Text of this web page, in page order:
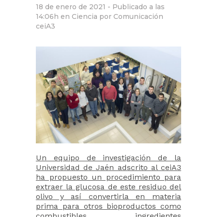
18 de enero de 2021 - Publicado a las
14:06h en Ciencia por Comunicación
ceiA3
Un equipo de investigación de la
Universidad de Jaén adscrito al ceiA3
ha propuesto un procedimiento para
extraer la glucosa de este residuo del
olivo y así convertirla en materia
prima para otros bioproductos como